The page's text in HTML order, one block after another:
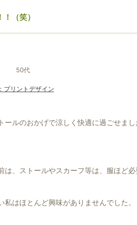
（笑）
50代
プリントデザイン
ルのおかげで涼しく快適に過ごせまし
、ストールやスカーフ等は、服ほど必
はほとんど興味がありませんでした。